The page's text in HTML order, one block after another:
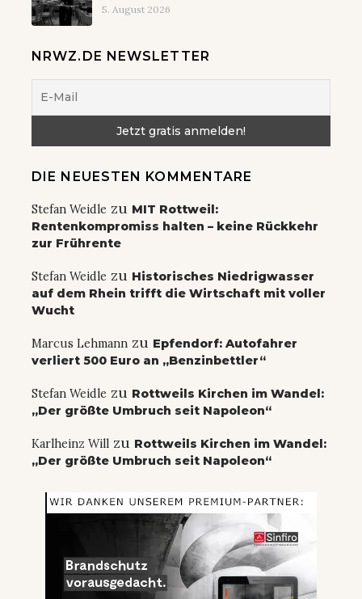
5. August 2026
NRWZ.DE NEWSLETTER
DIE NEUESTEN KOMMENTARE
Stefan Weidle zu MIT Rottweil:
Rentenkompromiss halten – keine Rückkehr
zur Frührente
Stefan Weidle zu Historisches Niedrigwasser
auf dem Rhein trifft die Wirtschaft mit voller
Wucht
Marcus Lehmann zu Epfendorf: Autofahrer
verliert 500 Euro an „Benzinbettler“
Stefan Weidle zu Rottweils Kirchen im Wandel:
„Der größte Umbruch seit Napoleon“
Karlheinz Will zu Rottweils Kirchen im Wandel:
„Der größte Umbruch seit Napoleon“